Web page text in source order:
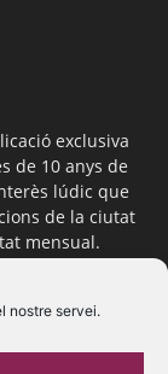
nostre servei.
exclusiva
de 10 anys de
lúdic que
de la ciutat
mensual.